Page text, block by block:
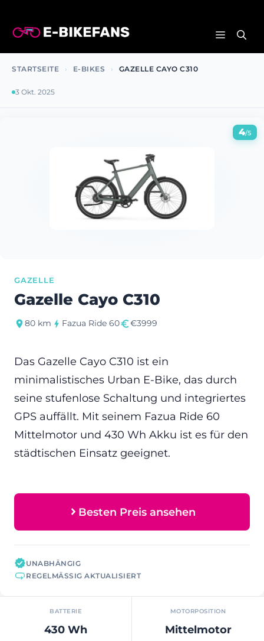
Inhalt
MENÜ
STARTSEITE › E-BIKES › GAZELLE CAYO C310
3 Okt. 2025
4/5
GAZELLE
Gazelle Cayo C310
80 km Fazua Ride 60 €3999
Das Gazelle Cayo C310 ist ein
minimalistisches Urban E-Bike, das durch
seine stufenlose Schaltung und integriertes
GPS auffällt. Mit seinem Fazua Ride 60
Mittelmotor und 430 Wh Akku ist es für den
städtischen Einsatz geeignet.
Besten Preis ansehen
UNABHÄNGIG
REGELMÄSSIG AKTUALISIERT
BATTERIE
430 Wh
MOTORPOSITION
Mittelmotor